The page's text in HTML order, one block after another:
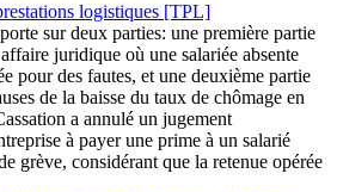
logistiques [TPL]
sur deux parties: une première partie
juridique où une salariée absente
pour des fautes, et une deuxième partie
de la baisse du taux de chômage en
a annulé un jugement
à payer une prime à un salarié
grève, considérant que la retenue opérée